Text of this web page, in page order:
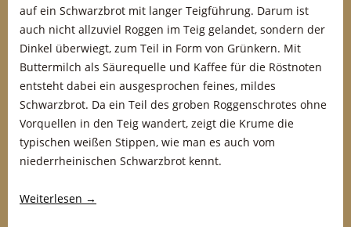
auf ein Schwarzbrot mit langer Teigführung. Darum ist
auch nicht allzuviel Roggen im Teig gelandet, sondern der
Dinkel überwiegt, zum Teil in Form von Grünkern. Mit
Buttermilch als Säurequelle und Kaffee für die Röstnoten
entsteht dabei ein ausgesprochen feines, mildes
Schwarzbrot. Da ein Teil des groben Roggenschrotes ohne
Vorquellen in den Teig wandert, zeigt die Krume die
typischen weißen Stippen, wie man es auch vom
niederrheinischen Schwarzbrot kennt.
Weiterlesen →